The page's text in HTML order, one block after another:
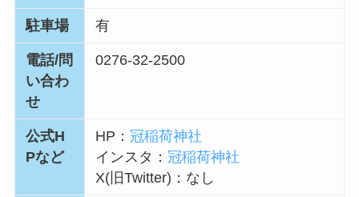
駐車場 有
電話/問
い合わ
せ
0276-32-2500
公式H
Pなど
HP： 冠稲荷神社
インスタ： 冠稲荷神社
X(旧Twitter)： なし